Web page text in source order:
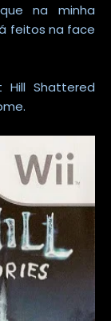
na minha
feitos na face
Hill Shattered